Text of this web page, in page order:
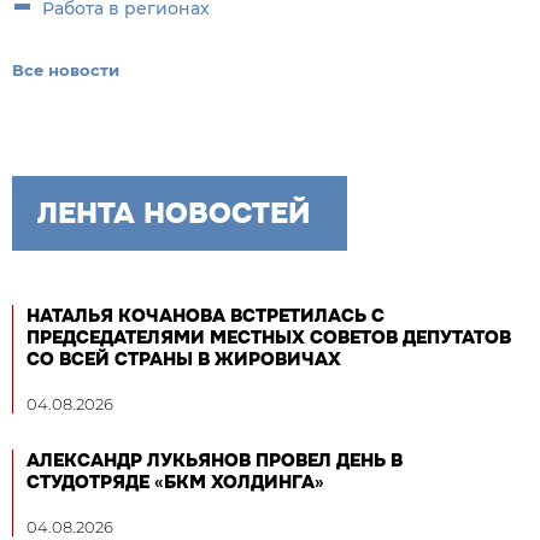
Работа в регионах
Все новости
ЛЕНТА НОВОСТЕЙ
НАТАЛЬЯ КОЧАНОВА ВСТРЕТИЛАСЬ С
ПРЕДСЕДАТЕЛЯМИ МЕСТНЫХ СОВЕТОВ ДЕПУТАТОВ
СО ВСЕЙ СТРАНЫ В ЖИРОВИЧАХ
04.08.2026
АЛЕКСАНДР ЛУКЬЯНОВ ПРОВЕЛ ДЕНЬ В
СТУДОТРЯДЕ «БКМ ХОЛДИНГА»
04.08.2026